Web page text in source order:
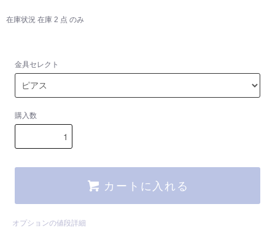
在庫状況 在庫 2 点 のみ
金具セレクト
購入数
カートに入れる
オプションの値段詳細